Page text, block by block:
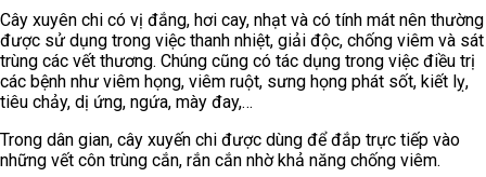
Cây xuyên chi có vị đắng, hơi cay, nhạt và có tính mát nên thường
được sử dụng trong việc thanh nhiệt, giải độc, chống viêm và sát
trùng các vết thương. Chúng cũng có tác dụng trong việc điều trị
các bệnh như viêm họng, viêm ruột, sưng họng phát sốt, kiết lỵ,
tiêu chảy, dị ứng, ngứa, mày đay,…
Trong dân gian, cây xuyến chi được dùng để đắp trực tiếp vào
những vết côn trùng cắn, rắn cắn nhờ khả năng chống viêm.